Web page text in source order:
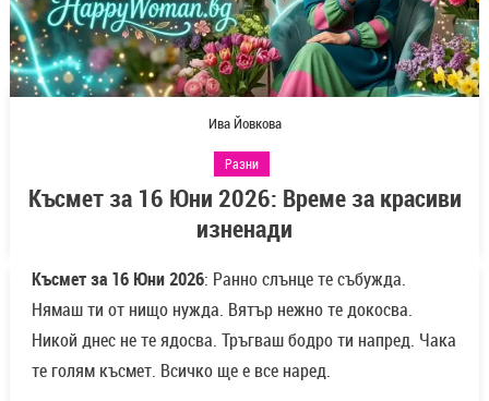
Ива Йовкова
Разни
Късмет за 16 Юни 2026: Време за красиви
изненади
Късмет за 16 Юни 2026: Ранно слънце те събужда.
Нямаш ти от нищо нужда. Вятър нежно те докосва.
Никой днес не те ядосва. Тръгваш бодро ти напред. Чака
те голям късмет. Всичко ще е все наред.